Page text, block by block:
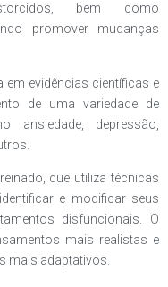
bem como
promover mudanças
em evidências científicas e
de uma variedade de
ansiedade, depressão,
que utiliza técnicas
e modificar seus
disfuncionais. O
mais realistas e
mais adaptativos.